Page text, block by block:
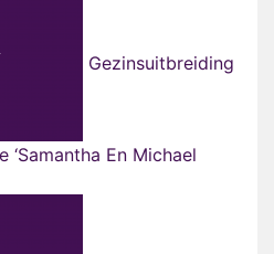
Gezinsuitbreiding
En Michael